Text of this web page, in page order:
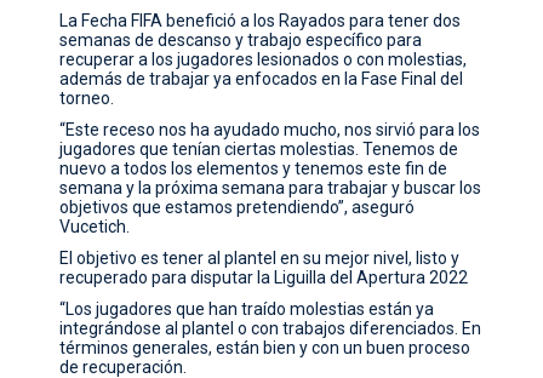
La Fecha FIFA benefició a los Rayados para tener dos
semanas de descanso y trabajo específico para
recuperar a los jugadores lesionados o con molestias,
además de trabajar ya enfocados en la Fase Final del
torneo.
“Este receso nos ha ayudado mucho, nos sirvió para los
jugadores que tenían ciertas molestias. Tenemos de
nuevo a todos los elementos y tenemos este fin de
semana y la próxima semana para trabajar y buscar los
objetivos que estamos pretendiendo”, aseguró
Vucetich.
El objetivo es tener al plantel en su mejor nivel, listo y
recuperado para disputar la Liguilla del Apertura 2022
“Los jugadores que han traído molestias están ya
integrándose al plantel o con trabajos diferenciados. En
términos generales, están bien y con un buen proceso
de recuperación.